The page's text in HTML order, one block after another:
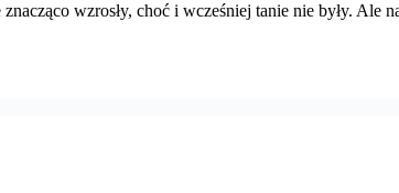
wzrosły, choć i wcześniej tanie nie były. Ale